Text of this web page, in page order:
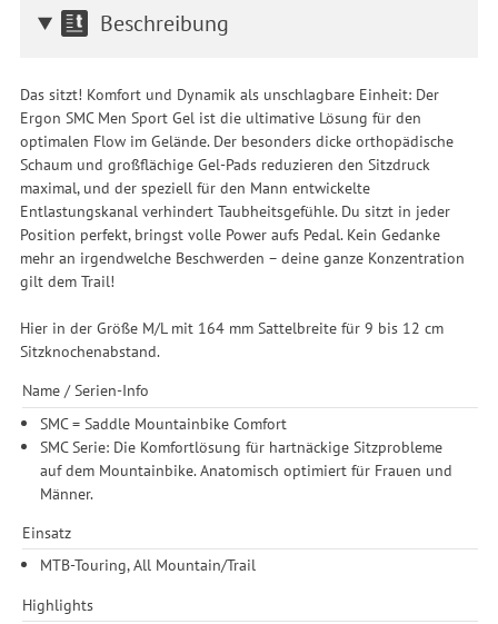
Beschreibung
Das sitzt! Komfort und Dynamik als unschlagbare Einheit: Der
Ergon SMC Men Sport Gel ist die ultimative Lösung für den
optimalen Flow im Gelände. Der besonders dicke orthopädische
Schaum und großflächige Gel-Pads reduzieren den Sitzdruck
maximal, und der speziell für den Mann entwickelte
Entlastungskanal verhindert Taubheitsgefühle. Du sitzt in jeder
Position perfekt, bringst volle Power aufs Pedal. Kein Gedanke
mehr an irgendwelche Beschwerden – deine ganze Konzentration
gilt dem Trail!
Hier in der Größe M/L mit 164 mm Sattelbreite für 9 bis 12 cm
Sitzknochenabstand.
Name / Serien-Info
SMC = Saddle Mountainbike Comfort
SMC Serie: Die Komfortlösung für hartnäckige Sitzprobleme
auf dem Mountainbike. Anatomisch optimiert für Frauen und
Männer.
Einsatz
MTB-Touring, All Mountain/Trail
Highlights